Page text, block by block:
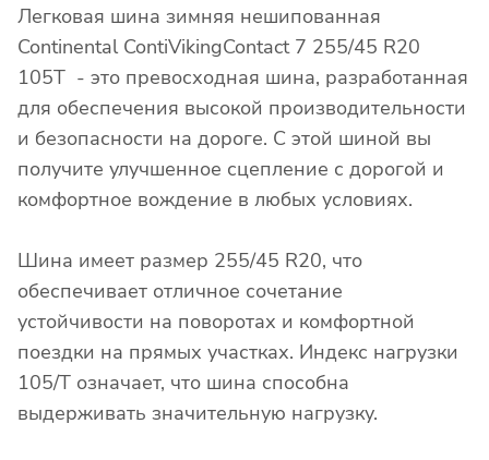
Легковая шина зимняя нешипованная
Continental ContiVikingContact 7 255/45 R20
105T - это превосходная шина, разработанная
для обеспечения высокой производительности
и безопасности на дороге. С этой шиной вы
получите улучшенное сцепление с дорогой и
комфортное вождение в любых условиях.
Шина имеет размер 255/45 R20, что
обеспечивает отличное сочетание
устойчивости на поворотах и комфортной
поездки на прямых участках. Индекс нагрузки
105/T означает, что шина способна
выдерживать значительную нагрузку.